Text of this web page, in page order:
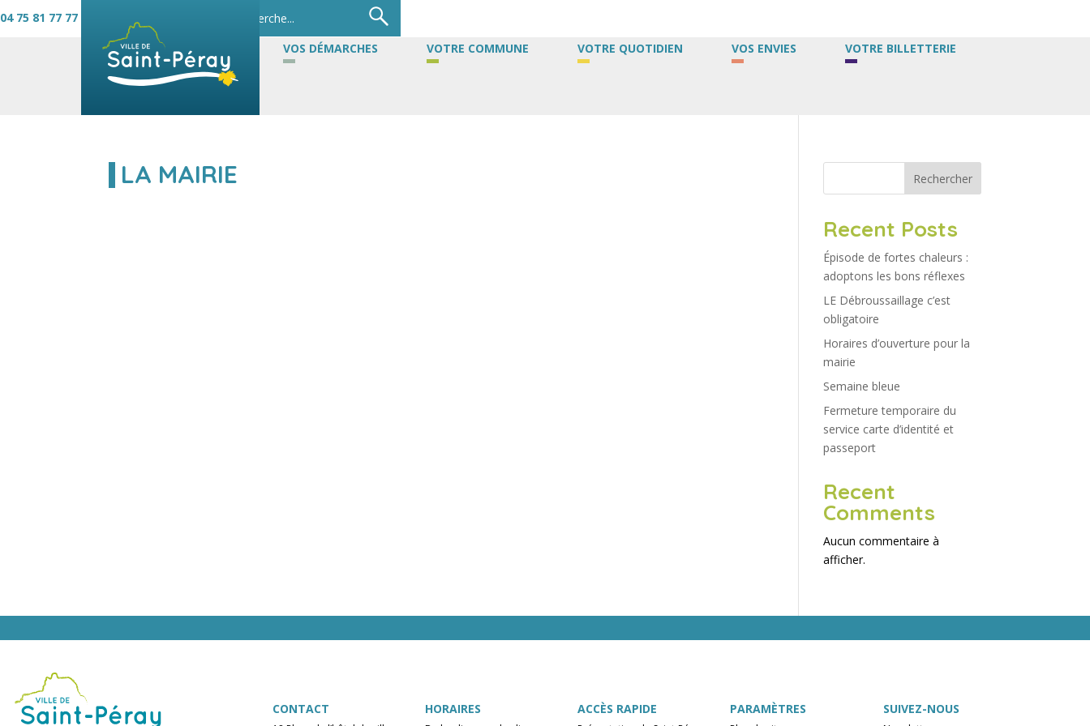
04 75 81 77 77
VOS DÉMARCHES VOTRE COMMUNE VOTRE QUOTIDIEN VOS ENVIES VOTRE BILLETTERIE
LA MAIRIE Rechercher
Recent Posts
Épisode de fortes chaleurs :
adoptons les bons réflexes
LE Débroussaillage c’est
obligatoire
Horaires d’ouverture pour la
mairie
Semaine bleue
Fermeture temporaire du
service carte d’identité et
passeport
Recent
Comments
Aucun commentaire à
afficher.
CONTACT HORAIRES ACCÈS RAPIDE PARAMÈTRES SUIVEZ-NOUS